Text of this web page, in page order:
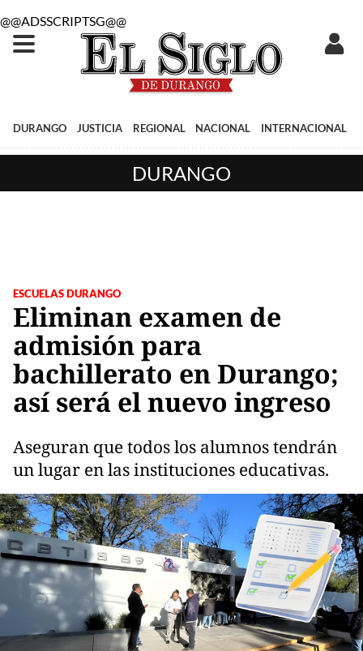
@@ADSSCRIPTSG@@
DURANGO JUSTICIA REGIONAL NACIONAL INTERNACIONAL
DURANGO
ESCUELAS DURANGO
Eliminan examen de
admisión para
bachillerato en Durango;
así será el nuevo ingreso
Aseguran que todos los alumnos tendrán
un lugar en las instituciones educativas.